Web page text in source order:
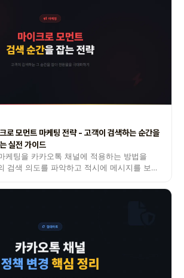
로 모먼트 마케팅 전략 - 고객이 검색하는 순간을
실전 가이드
케팅을 카카오톡 채널에 적용하는 방법을
검색 의도를 파악하고 적시에 메시지를 보내